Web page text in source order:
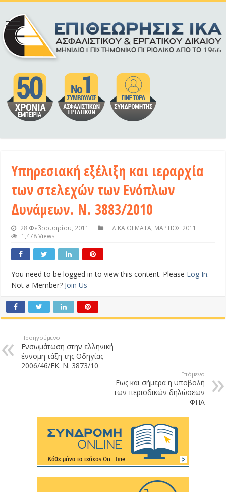
Υπηρεσιακή εξέλιξη και ιεραρχία
των στελεχών των Ενόπλων
Δυνάμεων. Ν. 3883/2010
28 Φεβρουαρίου, 2011 ΕΙΔΙΚΑ ΘΕΜΑΤΑ, ΜΑΡΤΙΟΣ 2011
1,478 Views
You need to be logged in to view this content. Please Log In.
Not a Member? Join Us
Προηγούμενο
Ενσωμάτωση στην ελληνική
έννομη τάξη της Οδηγίας
2006/46/ΕΚ. Ν. 3873/10
Επόμενο
Eως και σήμερα η υποβολή
των περιοδικών δηλώσεων
ΦΠΑ